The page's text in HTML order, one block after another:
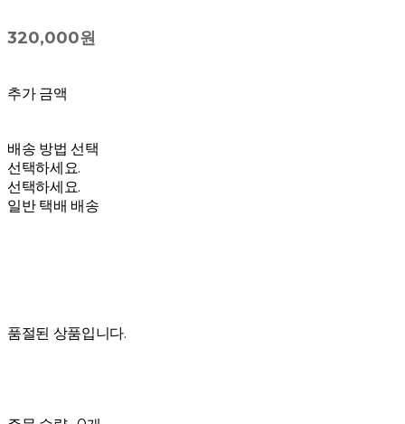
320,000원
추가 금액
배송 방법 선택
선택하세요.
선택하세요.
일반 택배 배송
품절된 상품입니다.